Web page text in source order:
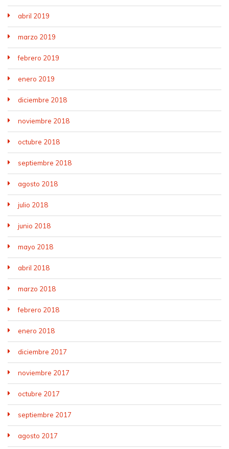
abril 2019
marzo 2019
febrero 2019
enero 2019
diciembre 2018
noviembre 2018
octubre 2018
septiembre 2018
agosto 2018
julio 2018
junio 2018
mayo 2018
abril 2018
marzo 2018
febrero 2018
enero 2018
diciembre 2017
noviembre 2017
octubre 2017
septiembre 2017
agosto 2017